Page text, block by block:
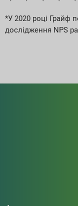
*У 2020 році Грайф
дослідження NPS